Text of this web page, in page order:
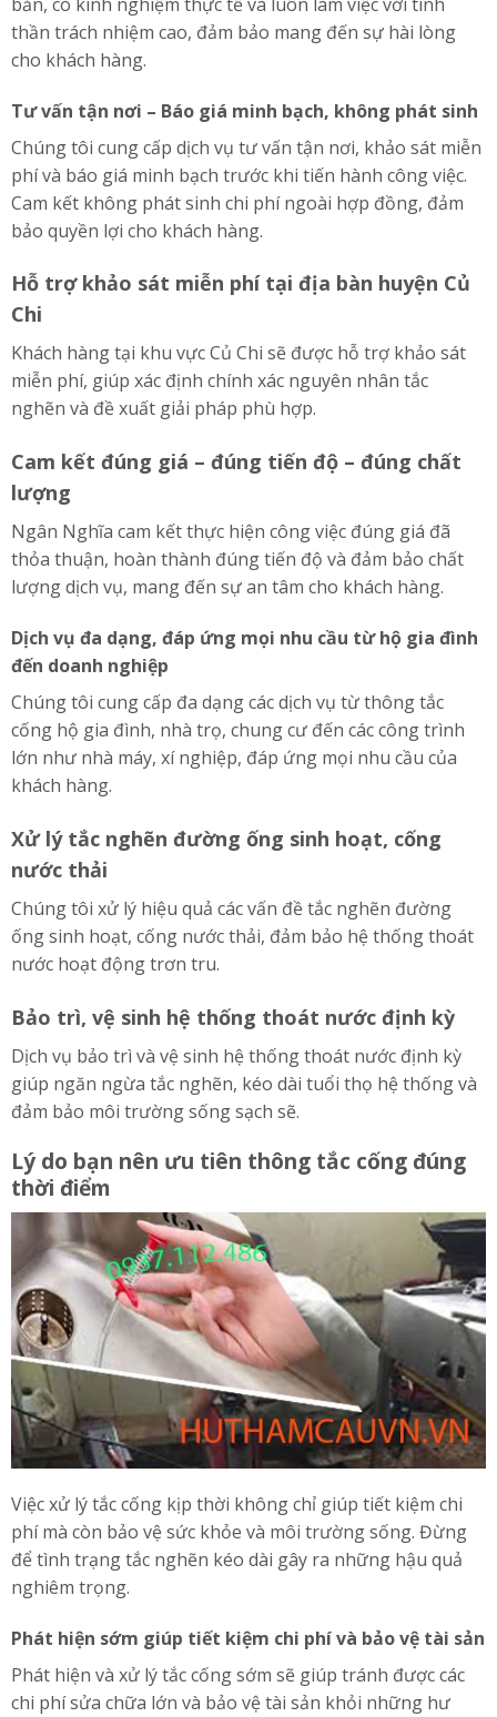
thần trách nhiệm cao, đảm bảo mang đến sự hài lòng
cho khách hàng.
Tư vấn tận nơi – Báo giá minh bạch, không phát sinh
Chúng tôi cung cấp dịch vụ tư vấn tận nơi, khảo sát miễn
phí và báo giá minh bạch trước khi tiến hành công việc.
Cam kết không phát sinh chi phí ngoài hợp đồng, đảm
bảo quyền lợi cho khách hàng.
Hỗ trợ khảo sát miễn phí tại địa bàn huyện Củ
Chi
Khách hàng tại khu vực Củ Chi sẽ được hỗ trợ khảo sát
miễn phí, giúp xác định chính xác nguyên nhân tắc
nghẽn và đề xuất giải pháp phù hợp.
Cam kết đúng giá – đúng tiến độ – đúng chất
lượng
Ngân Nghĩa cam kết thực hiện công việc đúng giá đã
thỏa thuận, hoàn thành đúng tiến độ và đảm bảo chất
lượng dịch vụ, mang đến sự an tâm cho khách hàng.
Dịch vụ đa dạng, đáp ứng mọi nhu cầu từ hộ gia đình
đến doanh nghiệp
Chúng tôi cung cấp đa dạng các dịch vụ từ thông tắc
cống hộ gia đình, nhà trọ, chung cư đến các công trình
lớn như nhà máy, xí nghiệp, đáp ứng mọi nhu cầu của
khách hàng.
Xử lý tắc nghẽn đường ống sinh hoạt, cống
nước thải
Chúng tôi xử lý hiệu quả các vấn đề tắc nghẽn đường
ống sinh hoạt, cống nước thải, đảm bảo hệ thống thoát
nước hoạt động trơn tru.
Bảo trì, vệ sinh hệ thống thoát nước định kỳ
Dịch vụ bảo trì và vệ sinh hệ thống thoát nước định kỳ
giúp ngăn ngừa tắc nghẽn, kéo dài tuổi thọ hệ thống và
đảm bảo môi trường sống sạch sẽ.
Lý do bạn nên ưu tiên thông tắc cống đúng
thời điểm
Việc xử lý tắc cống kịp thời không chỉ giúp tiết kiệm chi
phí mà còn bảo vệ sức khỏe và môi trường sống. Đừng
để tình trạng tắc nghẽn kéo dài gây ra những hậu quả
nghiêm trọng.
Phát hiện sớm giúp tiết kiệm chi phí và bảo vệ tài sản
Phát hiện và xử lý tắc cống sớm sẽ giúp tránh được các
chi phí sửa chữa lớn và bảo vệ tài sản khỏi những hư